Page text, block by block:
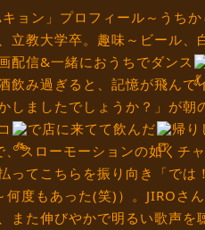
ョン」プロフィール～うち
立教大学卒。趣味～ビール、
配信&一緒におうちでダンス
飲み過ぎると、記憶が飛んで
しましたでしょうか？」が
で店に来てて飲んだ
帰り
、スローモーションの如くチ
ってこちらを振り向き「で
何度もあった(笑)）。JIROさ
また伸びやかで明るい歌声を